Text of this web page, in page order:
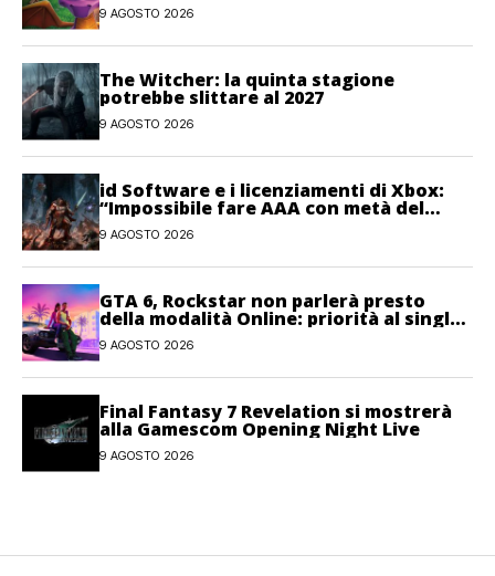
9 AGOSTO 2026
The Witcher: la quinta stagione
potrebbe slittare al 2027
9 AGOSTO 2026
id Software e i licenziamenti di Xbox:
“Impossibile fare AAA con metà del
personale”
9 AGOSTO 2026
GTA 6, Rockstar non parlerà presto
della modalità Online: priorità al single-
player
9 AGOSTO 2026
Final Fantasy 7 Revelation si mostrerà
alla Gamescom Opening Night Live
9 AGOSTO 2026